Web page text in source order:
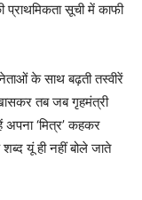
प्राथमिकता सूची में काफी
के साथ बढ़ती तस्वीरें
तब जब गृहमंत्री
‘मित्र’ कहकर
यूं ही नहीं बोले जाते